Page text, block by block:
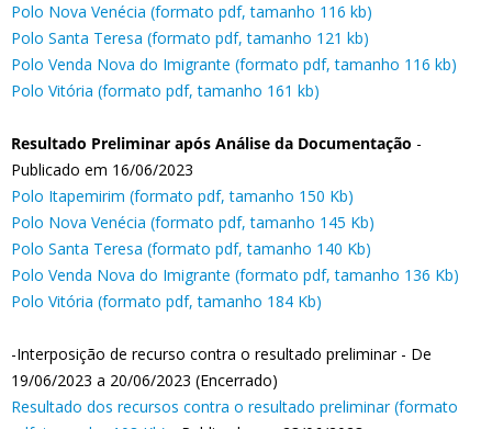
Polo Nova Venécia (formato pdf, tamanho 116 kb)
Polo Santa Teresa (formato pdf, tamanho 121 kb)
Polo Venda Nova do Imigrante (formato pdf, tamanho 116 kb)
Polo Vitória (formato pdf, tamanho 161 kb)
Resultado Preliminar após Análise da Documentação -
Publicado em 16/06/2023
Polo Itapemirim (formato pdf, tamanho 150 Kb)
Polo Nova Venécia (formato pdf, tamanho 145 Kb)
Polo Santa Teresa (formato pdf, tamanho 140 Kb)
Polo Venda Nova do Imigrante (formato pdf, tamanho 136 Kb)
Polo Vitória (formato pdf, tamanho 184 Kb)
-Interposição de recurso contra o resultado preliminar - De
19/06/2023 a 20/06/2023 (Encerrado)
Resultado dos recursos contra o resultado preliminar (formato